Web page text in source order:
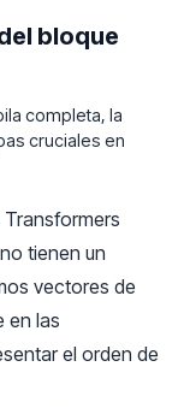
bloque
completa, la
cruciales en
tienen un
vectores de
en las
el orden de